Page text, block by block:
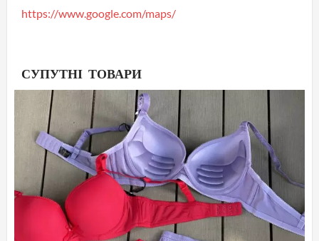
https://www.google.com/maps/
СУПУТНІ ТОВАРИ